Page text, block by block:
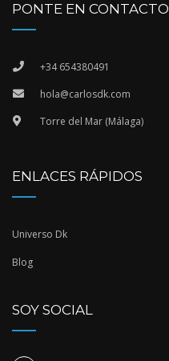
PONTE EN CONTACTO
+34 654380491
hola@carlosdk.com
Torre del Mar (Málaga)
ENLACES RÁPIDOS
Universo Dk
Blog
SOY SOCIAL